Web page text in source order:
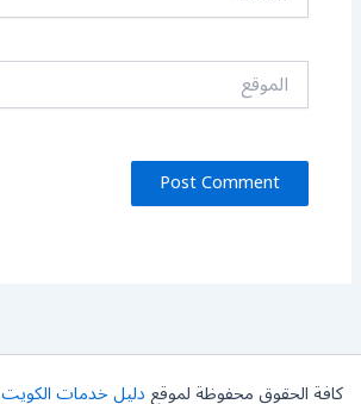
الموقع
كافة الحقوق محفوظة لموقعدليل خدمات الكويت